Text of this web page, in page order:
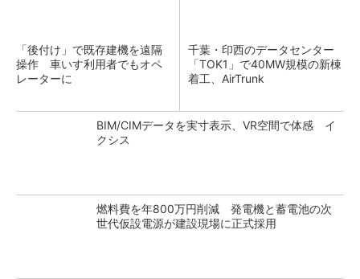
「後付け」で既存建機を遠隔
操作 車いす利用者でもオペ
レーターに
千葉・印西のデータセンター
「TOK1」で40MW規模の新棟
着工、AirTrunk
BIM/CIMデータを実寸表示、VR空間で体感 イ
クシス
燃料費を年800万円削減 発電機と蓄電池の次
世代仮設電源が建設現場に正式採用